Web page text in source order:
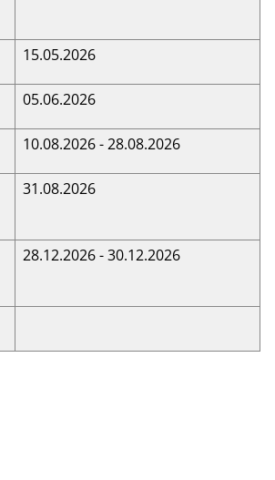
15.05.2026
05.06.2026
10.08.2026 - 28.08.2026
31.08.2026
28.12.2026 - 30.12.2026